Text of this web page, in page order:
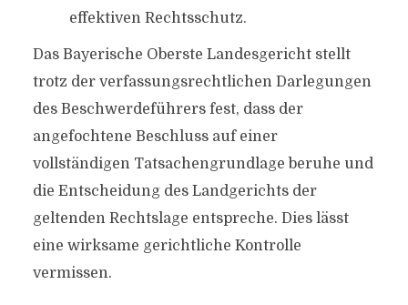
effektiven Rechtsschutz.
Das Bayerische Oberste Landesgericht stellt
trotz der verfassungsrechtlichen Darlegungen
des Beschwerdeführers fest, dass der
angefochtene Beschluss auf einer
vollständigen Tatsachengrundlage beruhe und
die Entscheidung des Landgerichts der
geltenden Rechtslage entspreche. Dies lässt
eine wirksame gerichtliche Kontrolle
vermissen.